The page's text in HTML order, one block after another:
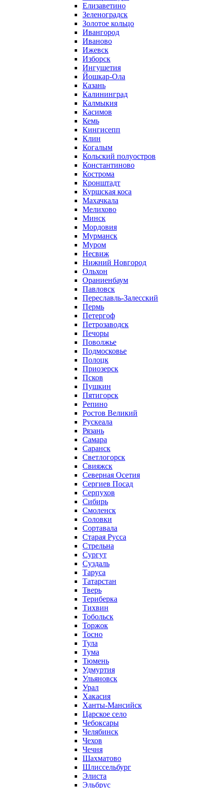
Елизаветино
Зеленоградск
Золотое кольцо
Ивангород
Иваново
Ижевск
Изборск
Ингушетия
Йошкар-Ола
Казань
Калининград
Калмыкия
Касимов
Кемь
Кингисепп
Клин
Когалым
Кольский полуостров
Константиново
Кострома
Кронштадт
Куршская коса
Махачкала
Мелихово
Минск
Мордовия
Мурманск
Муром
Несвиж
Нижний Новгород
Ольхон
Ораниенбаум
Павловск
Переславль-Залесский
Пермь
Петергоф
Петрозаводск
Печоры
Поволжье
Подмосковье
Полоцк
Приозерск
Псков
Пушкин
Пятигорск
Репино
Ростов Великий
Рускеала
Рязань
Самара
Саранск
Светлогорск
Свияжск
Северная Осетия
Сергиев Посад
Серпухов
Сибирь
Смоленск
Соловки
Сортавала
Старая Русса
Стрельна
Сургут
Суздаль
Таруса
Татарстан
Тверь
Териберка
Тихвин
Тобольск
Торжок
Тосно
Тула
Тума
Тюмень
Удмуртия
Ульяновск
Урал
Хакасия
Ханты-Мансийск
Царское село
Чебоксары
Челябинск
Чехов
Чечня
Шахматово
Шлиссельбург
Элиста
Эльбрус